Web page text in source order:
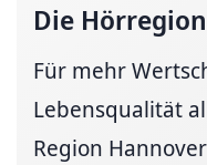
Die
Für mehr
Lebensqualität
Region